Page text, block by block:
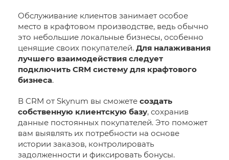
Обслуживание клиентов занимает особое
место в крафтовом производстве, ведь обычно
это небольшие локальные бизнесы, особенно
ценящие своих покупателей. Для налаживания
лучшего взаимодействия следует
подключить CRM систему для крафтового
бизнеса.
В CRM от Skynum вы сможете создать
собственную клиентскую базу, сохранив
данные постоянных покупателей. Это поможет
вам выявлять их потребности на основе
истории заказов, контролировать
задолженности и фиксировать бонусы.